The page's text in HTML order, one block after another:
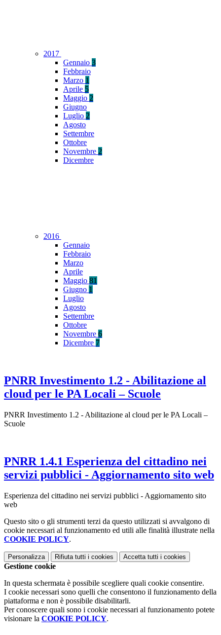
2017
Gennaio 3
Febbraio
Marzo 1
Aprile 5
Maggio 2
Giugno
Luglio 2
Agosto
Settembre
Ottobre
Novembre 2
Dicembre
2016
Gennaio
Febbraio
Marzo
Aprile
Maggio 81
Giugno 1
Luglio
Agosto
Settembre
Ottobre
Novembre 6
Dicembre 7
PNRR Investimento 1.2 - Abilitazione al
cloud per le PA Locali – Scuole
PNRR Investimento 1.2 - Abilitazione al cloud per le PA Locali –
Scuole
PNRR 1.4.1 Esperienza del cittadino nei
servizi pubblici - Aggiornamento sito web
Esperienza del cittadino nei servizi pubblici - Aggiornamento sito
web
Questo sito o gli strumenti terzi da questo utilizzati si avvalgono di
cookie necessari al funzionamento ed utili alle finalità illustrate nella
COOKIE POLICY.
Personalizza Rifiuta tutti i cookies Accetta tutti i cookies
Gestione cookie
In questa schermata è possibile scegliere quali cookie consentire.
I cookie necessari sono quelli che consentono il funzionamento della
piattaforma e non è possibile disabilitarli.
Per conoscere quali sono i cookie necessari al funzionamento potete
visionare la COOKIE POLICY.